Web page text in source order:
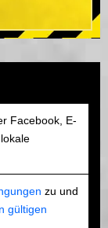
Facebook, E-
zu und
gültigen